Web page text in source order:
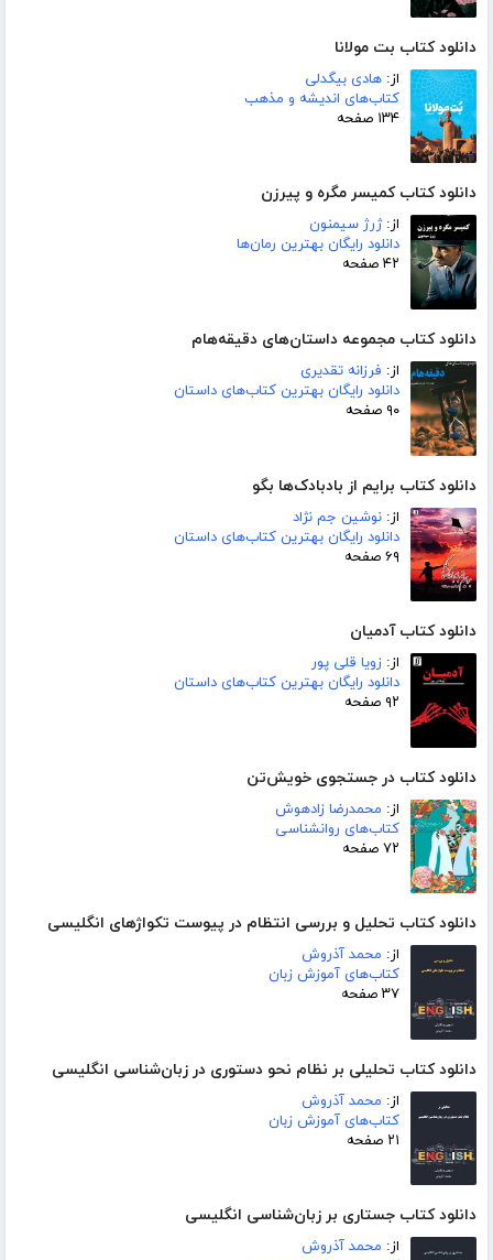
دانلود کتاب بت مولانا
از: هادی بیگدلی
کتاب‌های اندیشه و مذهب
۱۳۴ صفحه
دانلود کتاب کمیسر مگره و پیرزن
از:ژرژ سیمنون
دانلود رایگان بهترین رمان‌ها
۴۲ صفحه
دانلود کتاب مجموعه داستان‌های دقیقه‌هام
از: فرزانه تقدیری
دانلود رایگان بهترین کتاب‌های داستان
۹۰ صفحه
دانلود کتاب برایم از بادبادک‌ها بگو
از: نوشین جم نژاد
دانلود رایگان بهترین کتاب‌های داستان
۶۹ صفحه
دانلود کتاب آدمیان
از: زویا قلی پور
دانلود رایگان بهترین کتاب‌های داستان
۹۲ صفحه
دانلود کتاب در جستجوی خویش‌تن
از: محمدرضا زادهوش
کتاب‌های روانشناسی
۷۲ صفحه
دانلود کتاب تحلیل و بررسی انتظام در پیوست تکواژهای انگلیسی
از: محمد آذروش
کتاب‌های آموزش زبان
۳۷ صفحه
دانلود کتاب تحلیلی بر نظام نحو دستوری در زبان‌شناسی انگلیسی
از: محمد آذروش
کتاب‌های آموزش زبان
۲۱ صفحه
دانلود کتاب جستاری بر زبان‌شناسی انگلیسی
از: محمد آذروش